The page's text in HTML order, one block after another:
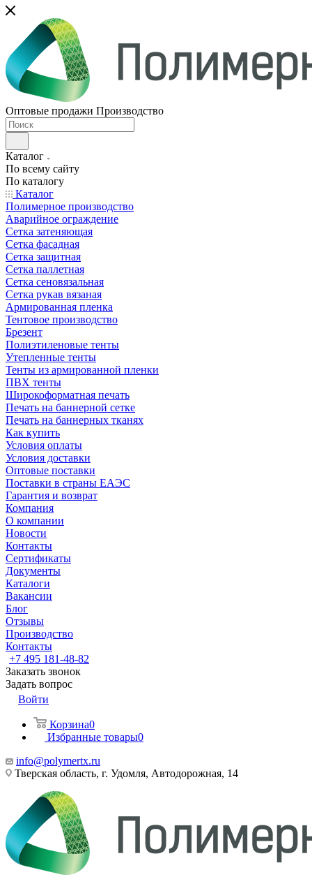
Оптовые продажи Производство
Каталог
По всему сайту
По каталогу
Каталог
Полимерное производство
Аварийное ограждение
Сетка затеняющая
Сетка фасадная
Сетка защитная
Сетка паллетная
Сетка сеновязальная
Сетка рукав вязаная
Армированная пленка
Тентовое производство
Брезент
Полиэтиленовые тенты
Утепленные тенты
Тенты из армированной пленки
ПВХ тенты
Широкоформатная печать
Печать на баннерной сетке
Печать на баннерных тканях
Как купить
Условия оплаты
Условия доставки
Оптовые поставки
Поставки в страны ЕАЭС
Гарантия и возврат
Компания
О компании
Новости
Контакты
Сертификаты
Документы
Каталоги
Вакансии
Блог
Отзывы
Производство
Контакты
+7 495 181-48-82
Заказать звонок
Задать вопрос
Войти
Корзина0
Избранные товары0
info@polymertx.ru
Тверская область, г. Удомля, Автодорожная, 14